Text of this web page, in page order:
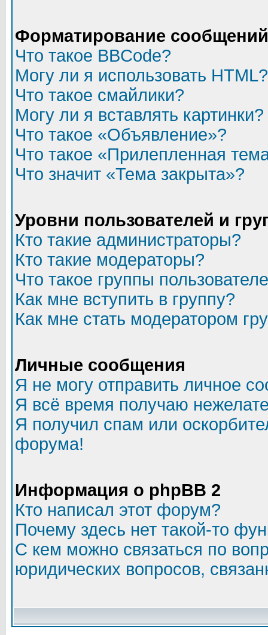
Форматирование
Что такое BBCode?
Могу ли я использовать HTML?
Что такое смайлики?
Могу ли я вставлять картинки?
Что такое «Объявление»?
Что такое «Прилепленная
Что значит «Тема закрыта»?
Уровни пользователей и
Кто такие администраторы?
Кто такие модераторы?
Что такое группы
Как мне вступить в группу?
Как мне стать модератором
Личные сообщения
Я не могу отправить личное
Я всё время получаю
Я получил спам или
форума!
Информация о phpBB 2
Кто написал этот форум?
Почему здесь нет такой-то
С кем можно связаться по
юридических вопросов,